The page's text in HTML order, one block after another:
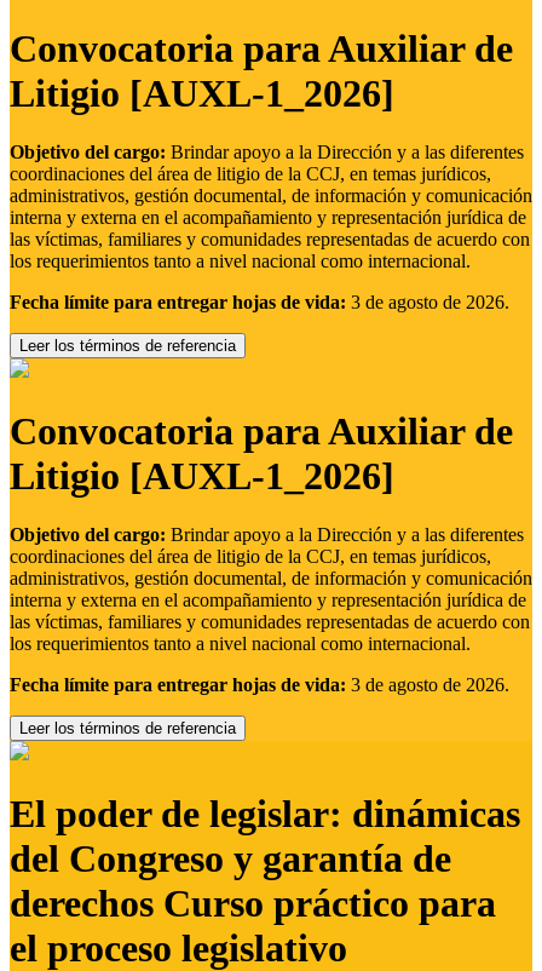
Convocatoria para Auxiliar de
Litigio [AUXL-1_2026]
Objetivo del cargo: Brindar apoyo a la Dirección y a las diferentes
coordinaciones del área de litigio de la CCJ, en temas jurídicos,
administrativos, gestión documental, de información y comunicación
interna y externa en el acompañamiento y representación jurídica de
las víctimas, familiares y comunidades representadas de acuerdo con
los requerimientos tanto a nivel nacional como internacional.
Fecha límite para entregar hojas de vida: 3 de agosto de 2026.
Leer los términos de referencia
Convocatoria para Auxiliar de
Litigio [AUXL-1_2026]
Objetivo del cargo: Brindar apoyo a la Dirección y a las diferentes
coordinaciones del área de litigio de la CCJ, en temas jurídicos,
administrativos, gestión documental, de información y comunicación
interna y externa en el acompañamiento y representación jurídica de
las víctimas, familiares y comunidades representadas de acuerdo con
los requerimientos tanto a nivel nacional como internacional.
Fecha límite para entregar hojas de vida: 3 de agosto de 2026.
Leer los términos de referencia
El poder de legislar: dinámicas
del Congreso y garantía de
derechos Curso práctico para
el proceso legislativo